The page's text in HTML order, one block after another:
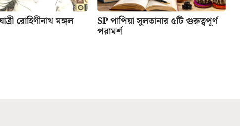
রোহিণীনাথ মঙ্গল SP পাপিয়া সুলতানার ৫টি গুরুত্বপূর্ণ
পরামর্শ